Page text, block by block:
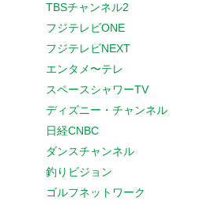
TBSチャンネル2
フジテレビONE
フジテレビNEXT
エンタメ〜テレ
スペースシャワーTV
ディズニー・チャンネル
日経CNBC
ダンスチャンネル
釣りビジョン
ゴルフネットワーク